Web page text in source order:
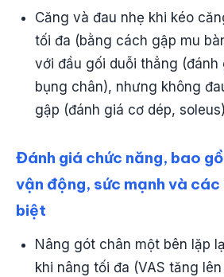
Căng và đau nhẹ khi kéo
tối đa (bằng cách gập mu
với đầu gối duỗi thẳng (đánh
bụng chân), nhưng không
gập (đánh giá cơ dép, soleus)
Đánh giá chức năng, bao
vận động, sức mạnh và
biệt
Nâng gót chân một bên lặp
khi nâng tối đa (VAS tăng